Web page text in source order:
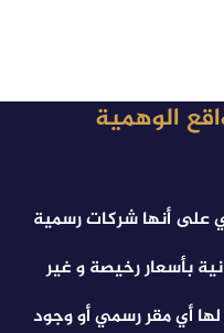
الوهمية
ﻋﻠﯽ أنها شرکات رسمیة
بأسعار رخیصة و غیر
أي مقر رسمي أو وجود